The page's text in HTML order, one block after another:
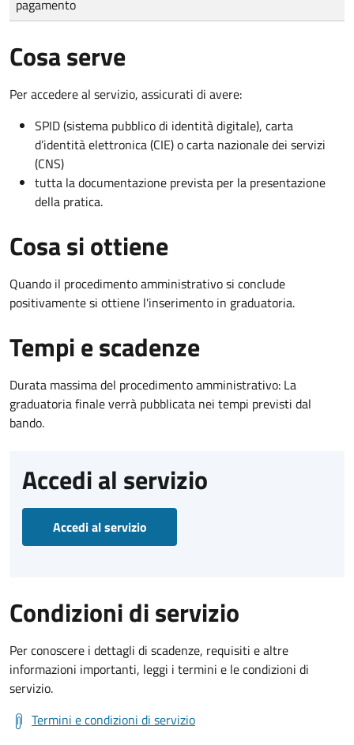
pagamento
Cosa serve
Per accedere al servizio, assicurati di avere:
SPID (sistema pubblico di identità digitale), carta
d’identità elettronica (CIE) o carta nazionale dei servizi
(CNS)
tutta la documentazione prevista per la presentazione
della pratica.
Cosa si ottiene
Quando il procedimento amministrativo si conclude
positivamente si ottiene l'inserimento in graduatoria.
Tempi e scadenze
Durata massima del procedimento amministrativo: La
graduatoria finale verrà pubblicata nei tempi previsti dal
bando.
Accedi al servizio
Accedi al servizio
Condizioni di servizio
Per conoscere i dettagli di scadenze, requisiti e altre
informazioni importanti, leggi i termini e le condizioni di
servizio.
Termini e condizioni di servizio